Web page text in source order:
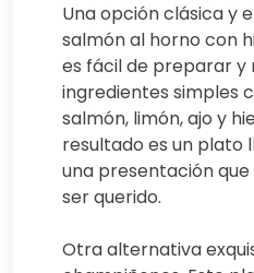
Una opción clásica y
salmón al horno con
es fácil de preparar y
ingredientes simples
salmón, limón, ajo y
resultado es un plato
una presentación
ser querido.
Otra alternativa